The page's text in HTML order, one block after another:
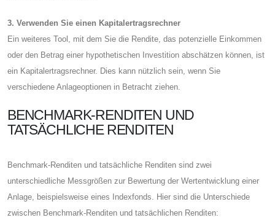
3. Verwenden Sie einen Kapitalertragsrechner
Ein weiteres Tool, mit dem Sie die Rendite, das potenzielle Einkommen
oder den Betrag einer hypothetischen Investition abschätzen können, ist
ein Kapitalertragsrechner. Dies kann nützlich sein, wenn Sie
verschiedene Anlageoptionen in Betracht ziehen.
BENCHMARK-RENDITEN UND
TATSÄCHLICHE RENDITEN
Benchmark-Renditen und tatsächliche Renditen sind zwei
unterschiedliche Messgrößen zur Bewertung der Wertentwicklung einer
Anlage, beispielsweise eines Indexfonds. Hier sind die Unterschiede
zwischen Benchmark-Renditen und tatsächlichen Renditen: